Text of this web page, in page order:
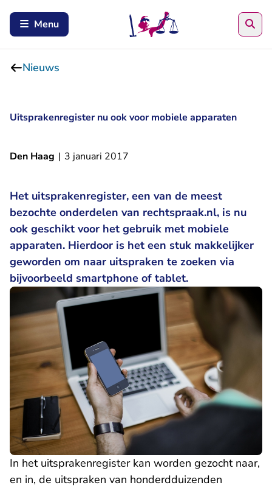
Menu
Nieuws
Uitsprakenregister nu ook voor mobiele apparaten
Den Haag | 3 januari 2017
Het uitsprakenregister, een van de meest
bezochte onderdelen van rechtspraak.nl, is nu
ook geschikt voor het gebruik met mobiele
apparaten. Hierdoor is het een stuk makkelijker
geworden om naar uitspraken te zoeken via
bijvoorbeeld smartphone of tablet.
In het uitsprakenregister kan worden gezocht naar,
en in, de uitspraken van honderdduizenden